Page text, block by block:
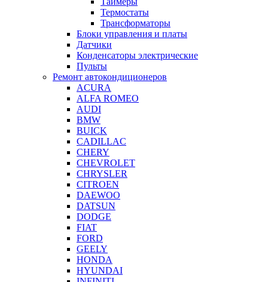
Термостаты
Трансформаторы
Блоки управления и платы
Датчики
Конденсаторы электрические
Пульты
Ремонт автокондиционеров
ACURA
ALFA ROMEO
AUDI
BMW
BUICK
CADILLAC
CHERY
CHEVROLET
CHRYSLER
CITROEN
DAEWOO
DATSUN
DODGE
FIAT
FORD
GEELY
HONDA
HYUNDAI